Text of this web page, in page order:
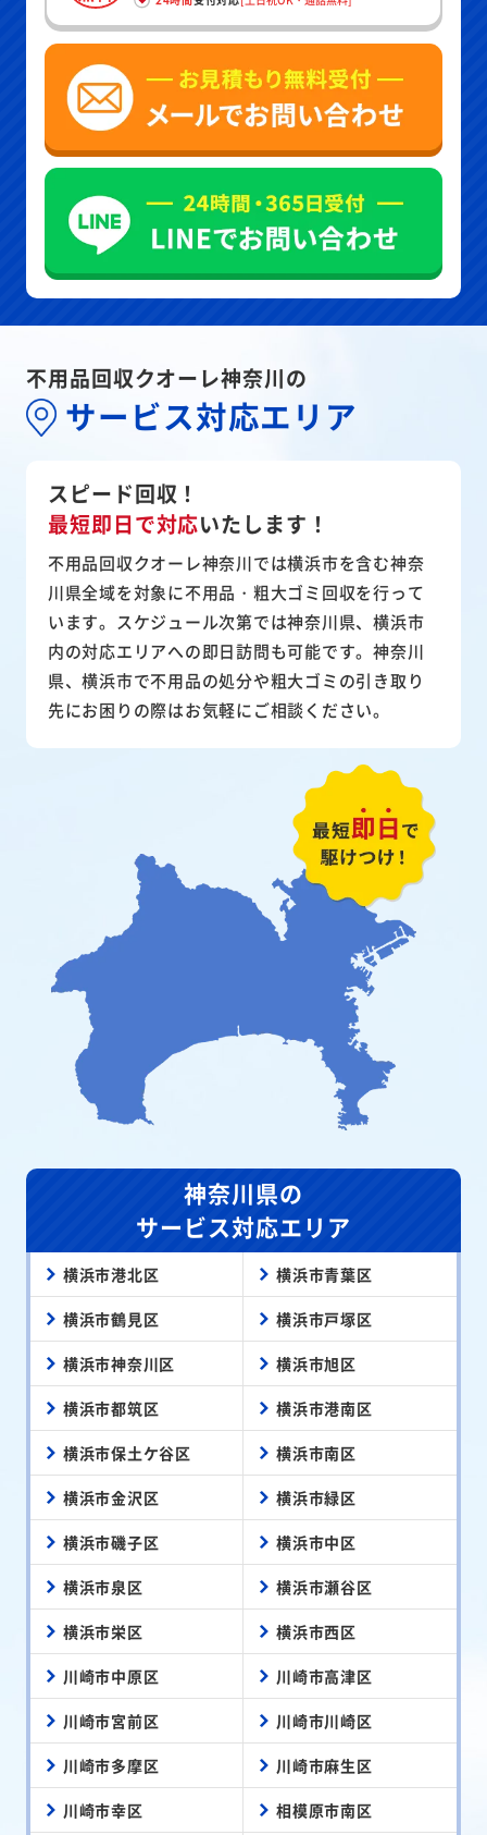
不用品回収クオーレ神奈川の
サービス対応エリア
スピード回収！
最短即日で対応いたします！
不用品回収クオーレ神奈川では横浜市を含む神奈
川県全域を対象に不用品・粗大ゴミ回収を行って
います。スケジュール次第では神奈川県、横浜市
内の対応エリアへの即日訪問も可能です。神奈川
県、横浜市で不用品の処分や粗大ゴミの引き取り
先にお困りの際はお気軽にご相談ください。
神奈川県の
サービス対応エリア
横浜市港北区 横浜市青葉区
横浜市鶴見区 横浜市戸塚区
横浜市神奈川区 横浜市旭区
横浜市都筑区 横浜市港南区
横浜市保土ケ谷区 横浜市南区
横浜市金沢区 横浜市緑区
横浜市磯子区 横浜市中区
横浜市泉区 横浜市瀬谷区
横浜市栄区 横浜市西区
川崎市中原区 川崎市高津区
川崎市宮前区 川崎市川崎区
川崎市多摩区 川崎市麻生区
川崎市幸区 相模原市南区